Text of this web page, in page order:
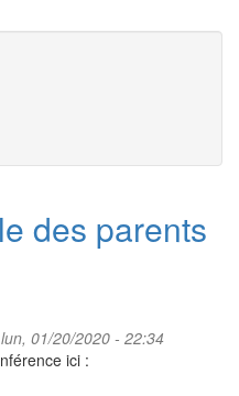
des parents
01/20/2020 - 22:34
ici :